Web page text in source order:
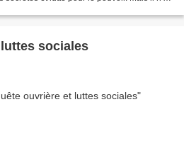
sociales